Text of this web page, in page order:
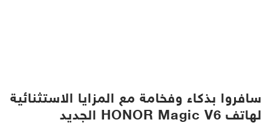
سافروا بذكاء وفخامة مع المزايا الاستثنائية
لهاتف HONOR Magic V6 الجديد